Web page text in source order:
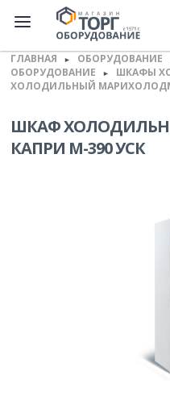
ГЛАВНАЯ ► ОБОРУДОВАНИЕ
ОБОРУДОВАНИЕ
► ШКАФЫ
ХОЛОДИЛЬНЫЙ
ШКАФ
КАПРИ М-390 УСК